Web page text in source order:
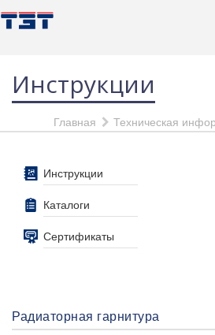
Инструкции
Главная Техническая
Инструкции
Каталоги
Сертификаты
Радиаторная гарнитура